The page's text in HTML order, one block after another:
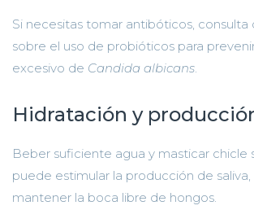
Si necesitas tomar antibóticos,
sobre el uso de probióticos para
excesivo de Candida albicans.
Hidratación y
Beber suficiente agua y masticar chicle
puede estimular la producción de
mantener la boca libre de hongos.